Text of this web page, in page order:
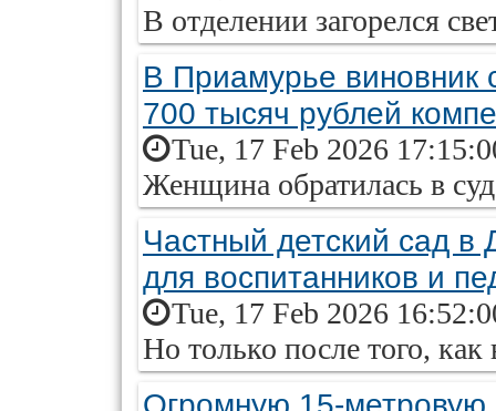
В отделении загорелся
В Приамурье виновник
700 тысяч рублей
Tue, 17 Feb 2026
Женщина обратилась в
Частный детский сад в
для воспитанников и
Tue, 17 Feb 2026
Но только после того,